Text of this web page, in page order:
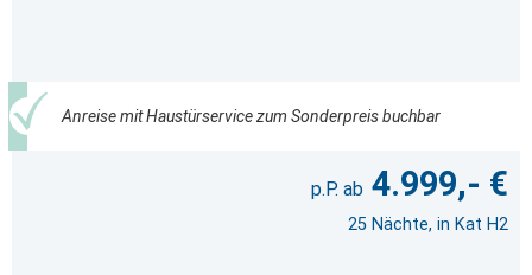
Anreise mit Haustürservice zum Sonderpreis buchbar
4.999,- €
25 Nächte, in Kat H2